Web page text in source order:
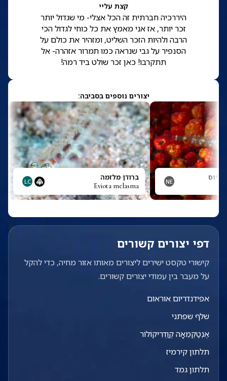
קצת עליי
היררכיה חברתית זה הכל אצלי- מי שגדול יותר
זכר יותר, אז אני מאמץ את כל כוחי לגדול הכי
הרבה ולהיות הזכר השליט, ומזהיר את כולם על
הסנפיר על גבי שנראה כמו תמרור אזהרה- אל
תתקרבו! כאן זכר שולט ביד רמה!
יצורים נוספים בסביבה:
NE ברודן מלזמה
Eviota melasma
LC
דפי יצורים קשורים
קישורי טקסט ישירים ליצורים מאותו אזור מחיה, כדי להקל
על מעבר בין עמודי יצורים קשורים.
אפידנדריום אוראום
שלף שפתני
אֶנְטַקְמֵאָה קְוַדְרִיקוֹלוֹר
תלתון קירמיז
תלתון גמד